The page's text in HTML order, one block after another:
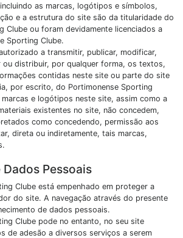
as marcas, logótipos e símbolos,
e a estrutura do site são da titularidade do
Clube ou foram devidamente licenciados a
Sporting Clube.
a transmitir, publicar, modificar,
ou distribuir, por qualquer forma, os textos,
contidas neste site ou parte do site
por escrito, do Portimonense Sporting
e logótipos neste site, assim como a
existentes no site, não concedem,
como concedendo, permissão aos
direta ou indiretamente, tais marcas,
Pessoais
Clube está empenhado em proteger a
do site. A navegação através do presente
de dados pessoais.
Clube pode no entanto, no seu site
de adesão a diversos serviços a serem